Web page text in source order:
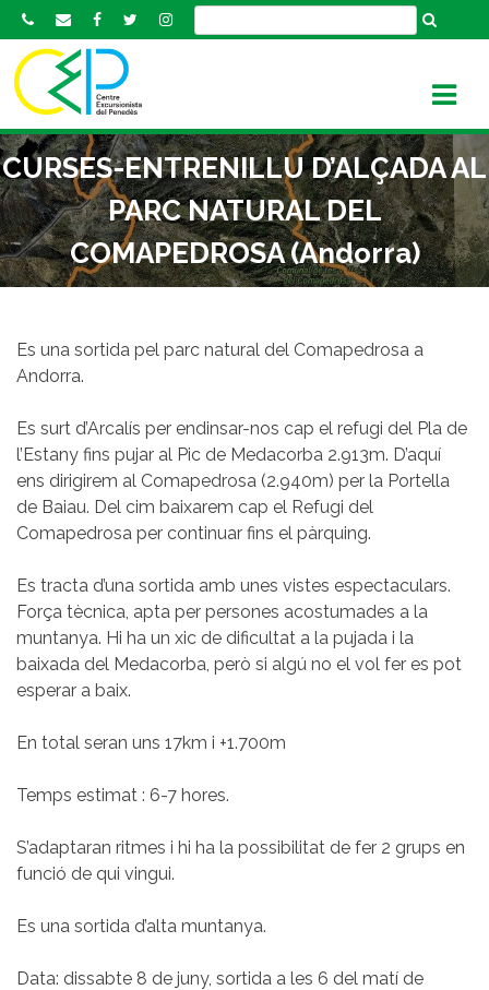
k
o
c
o
n
t
e
CURSES-ENTRENILLU D’ALÇADA AL
PARC NATURAL DEL
COMAPEDROSA (Andorra)
Es una sortida pel parc natural del Comapedrosa a
Andorra.
Es surt d’Arcalís per endinsar-nos cap el refugi del Pla de
l’Estany fins pujar al Pic de Medacorba 2.913m. D’aquí
ens dirigirem al Comapedrosa (2.940m) per la Portella
de Baiau. Del cim baixarem cap el Refugi del
Comapedrosa per continuar fins el pàrquing.
Es tracta d’una sortida amb unes vistes espectaculars.
Força tècnica, apta per persones acostumades a la
muntanya. Hi ha un xic de dificultat a la pujada i la
baixada del Medacorba, però si algú no el vol fer es pot
esperar a baix.
En total seran uns 17km i +1.700m
Temps estimat : 6-7 hores.
S’adaptaran ritmes i hi ha la possibilitat de fer 2 grups en
funció de qui vingui.
Es una sortida d’alta muntanya.
Data: dissabte 8 de juny, sortida a les 6 del matí de